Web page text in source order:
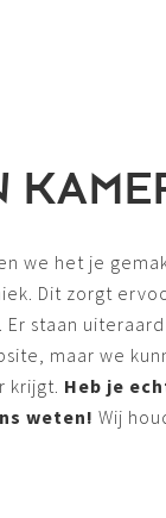
we het je
Dit zorgt
Er staan
maar we
krijgt. Heb je
weten! Wij